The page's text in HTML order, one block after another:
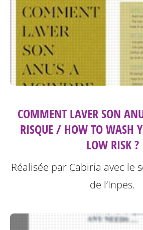
COMMENT LAVER SON
RISQUE / HOW TO WASH
LOW RISK ?
Réalisée par Cabiria avec le
de l’Inpes.